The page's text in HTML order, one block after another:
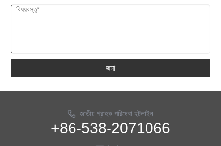
জমা
জাতীয় গ্রাহক পরিষেবা হটলাইন
+86-538-2071066